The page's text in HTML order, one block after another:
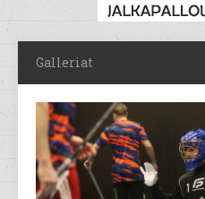
Galleriat